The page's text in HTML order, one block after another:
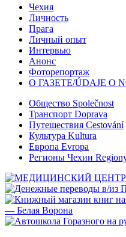
Чехия
Личность
Прага
Личный опыт
Интервью
Анонс
Фоторепортаж
О ГАЗЕТЕ/ÚDAJE O
Общество Společnost
Транспорт Doprava
Путешествия Cestování
Культура Kultura
Европа Evropa
Регионы Чехии